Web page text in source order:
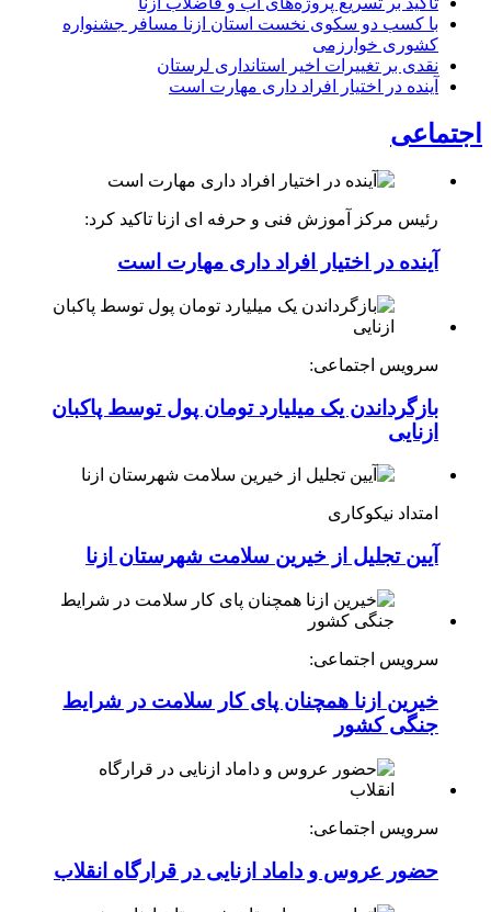
با کسب دو سکوی نخست استان ازنا مسافر جشنواره
کشوری خوارزمی
نقدی بر تغییرات اخیر استانداری لرستان
آینده در اختیار افراد داری مهارت است
اجتماعی
رئیس مرکز آموزش فنی و حرفه ای ازنا تاکید کرد:
آینده در اختیار افراد داری مهارت است
سرویس اجتماعی:
بازگرداندن یک میلیارد تومان پول توسط پاکبان
ازنایی
امتداد نیکوکاری
آیین تجلیل از خیرین سلامت شهرستان ازنا
سرویس اجتماعی:
خیرین ازنا همچنان پای کار سلامت در شرایط
جنگی کشور
سرویس اجتماعی:
حضور عروس و داماد ازنایی در قرارگاه انقلاب